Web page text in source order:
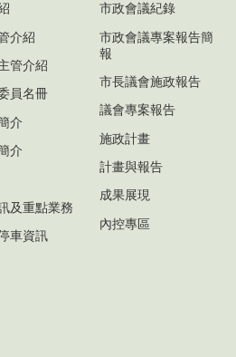
介紹
管介紹
員名冊
介
介
及重點業務
車資訊
市政會議紀錄
市政會議專案報告簡
報
市長議會施政報告
議會專案報告
施政計畫
計畫與報告
成果展現
內控專區